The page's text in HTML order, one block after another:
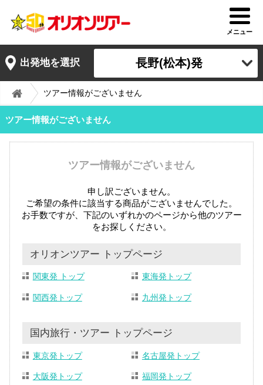
メニュー
出発地を選択 長野(松本)発
ツアー情報がございません
ツアー情報がございません
ツアー情報がございません
申し訳ございません。
ご希望の条件に該当する商品がございませんでした。
お手数ですが、下記のいずれかのページから他のツアー
をお探しください。
オリオンツアー トップページ
関東発 トップ 東海発トップ
関西発トップ 九州発トップ
国内旅行・ツアー トップページ
東京発トップ 名古屋発トップ
大阪発トップ 福岡発トップ